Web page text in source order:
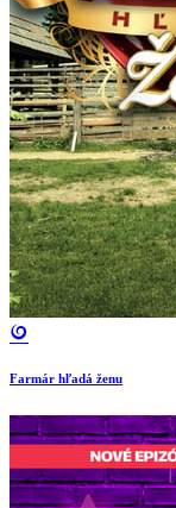
Farmár hľadá ženu